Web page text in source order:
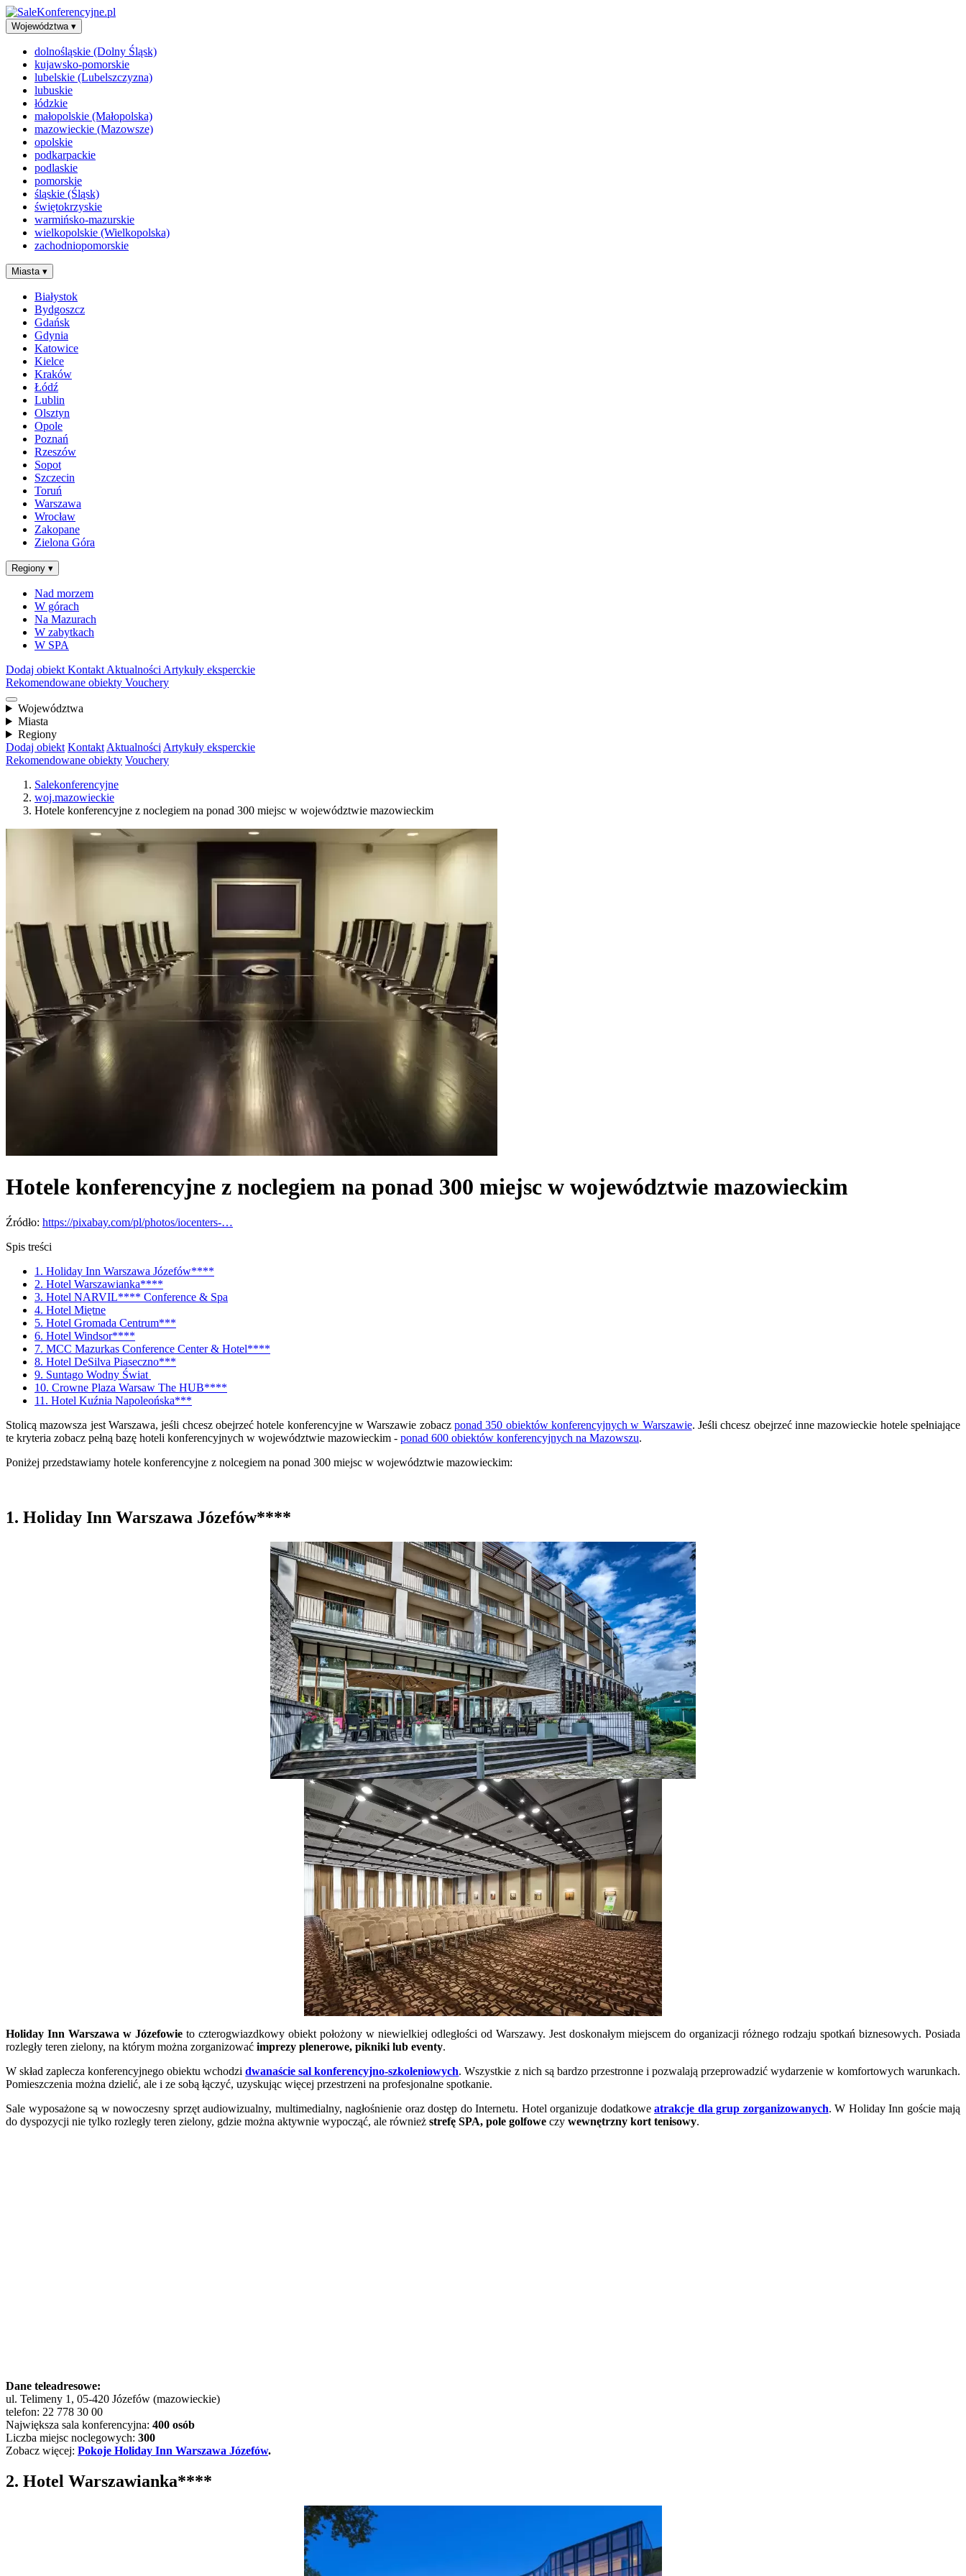
Województwa ▾
dolnośląskie (Dolny Śląsk)
kujawsko-pomorskie
lubelskie (Lubelszczyzna)
lubuskie
łódzkie
małopolskie (Małopolska)
mazowieckie (Mazowsze)
opolskie
podkarpackie
podlaskie
pomorskie
śląskie (Śląsk)
świętokrzyskie
warmińsko-mazurskie
wielkopolskie (Wielkopolska)
zachodniopomorskie
Miasta ▾
Białystok
Bydgoszcz
Gdańsk
Gdynia
Katowice
Kielce
Kraków
Łódź
Lublin
Olsztyn
Opole
Poznań
Rzeszów
Sopot
Szczecin
Toruń
Warszawa
Wrocław
Zakopane
Zielona Góra
Regiony ▾
Nad morzem
W górach
Na Mazurach
W zabytkach
W SPA
Dodaj obiekt Kontakt Aktualności Artykuły eksperckie
Rekomendowane obiekty Vouchery
Województwa
Miasta
Regiony
Dodaj obiekt Kontakt Aktualności Artykuły eksperckie
Rekomendowane obiekty Vouchery
Salekonferencyjne
woj.mazowieckie
Hotele konferencyjne z noclegiem na ponad 300 miejsc w województwie mazowieckim
Hotele konferencyjne z noclegiem na ponad 300 miejsc w województwie mazowieckim
Źródło: https://pixabay.com/pl/photos/iocenters-…
Spis treści
1. Holiday Inn Warszawa Józefów****
2. Hotel Warszawianka****
3. Hotel NARVIL**** Conference & Spa
4. Hotel Miętne
5. Hotel Gromada Centrum***
6. Hotel Windsor****
7. MCC Mazurkas Conference Center & Hotel****
8. Hotel DeSilva Piaseczno***
9. Suntago Wodny Świat
10. Crowne Plaza Warsaw The HUB****
11. Hotel Kuźnia Napoleońska***
Stolicą mazowsza jest Warszawa, jeśli chcesz obejrzeć hotele konferencyjne w Warszawie zobacz ponad 350 obiektów konferencyjnych w Warszawie. Jeśli chcesz obejrzeć inne mazowieckie hotele spełniające
te kryteria zobacz pełną bazę hoteli konferencyjnych w województwie mazowieckim - ponad 600 obiektów konferencyjnych na Mazowszu.
Poniżej przedstawiamy hotele konferencyjne z nolcegiem na ponad 300 miejsc w województwie mazowieckim:
1. Holiday Inn Warszawa Józefów****
Holiday Inn Warszawa w Józefowie to czterogwiazdkowy obiekt położony w niewielkiej odległości od Warszawy. Jest doskonałym miejscem do organizacji różnego rodzaju spotkań biznesowych. Posiada
rozległy teren zielony, na którym można zorganizować imprezy plenerowe, pikniki lub eventy.
W skład zaplecza konferencyjnego obiektu wchodzidwanaście sal konferencyjno-szkoleniowych. Wszystkie z nich są bardzo przestronne i pozwalają przeprowadzić wydarzenie w komfortowych warunkach.
Pomieszczenia można dzielić, ale i ze sobą łączyć, uzyskując więcej przestrzeni na profesjonalne spotkanie.
Sale wyposażone są w nowoczesny sprzęt audiowizualny, multimedialny, nagłośnienie oraz dostęp do Internetu. Hotel organizuje dodatkowe atrakcje dla grup zorganizowanych. W Holiday Inn goście mają
do dyspozycji nie tylko rozległy teren zielony, gdzie można aktywnie wypocząć, ale również strefę SPA, pole golfowe czy wewnętrzny kort tenisowy.
Dane teleadresowe:
ul. Telimeny 1, 05-420 Józefów (mazowieckie)
telefon: 22 778 30 00
Największa sala konferencyjna: 400 osób
Liczba miejsc noclegowych: 300
Zobacz więcej: Pokoje Holiday Inn Warszawa Józefów.
2. Hotel Warszawianka****